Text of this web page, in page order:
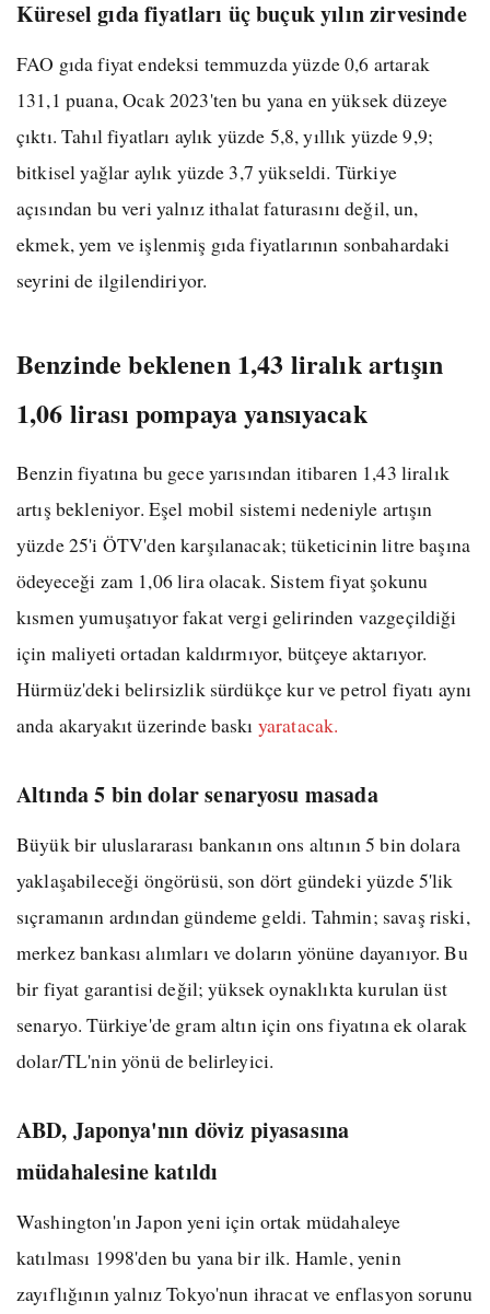
Küresel gıda fiyatları üç buçuk yılın zirvesinde
FAO gıda fiyat endeksi temmuzda yüzde 0,6 artarak
131,1 puana, Ocak 2023'ten bu yana en yüksek düzeye
çıktı. Tahıl fiyatları aylık yüzde 5,8, yıllık yüzde 9,9;
bitkisel yağlar aylık yüzde 3,7 yükseldi. Türkiye
açısından bu veri yalnız ithalat faturasını değil, un,
ekmek, yem ve işlenmiş gıda fiyatlarının sonbahardaki
seyrini de ilgilendiriyor.
Benzinde beklenen 1,43 liralık artışın
1,06 lirası pompaya yansıyacak
Benzin fiyatına bu gece yarısından itibaren 1,43 liralık
artış bekleniyor. Eşel mobil sistemi nedeniyle artışın
yüzde 25'i ÖTV'den karşılanacak; tüketicinin litre başına
ödeyeceği zam 1,06 lira olacak. Sistem fiyat şokunu
kısmen yumuşatıyor fakat vergi gelirinden vazgeçildiği
için maliyeti ortadan kaldırmıyor, bütçeye aktarıyor.
Hürmüz'deki belirsizlik sürdükçe kur ve petrol fiyatı aynı
anda akaryakıt üzerinde baskı yaratacak.
Altında 5 bin dolar senaryosu masada
Büyük bir uluslararası bankanın ons altının 5 bin dolara
yaklaşabileceği öngörüsü, son dört gündeki yüzde 5'lik
sıçramanın ardından gündeme geldi. Tahmin; savaş riski,
merkez bankası alımları ve doların yönüne dayanıyor. Bu
bir fiyat garantisi değil; yüksek oynaklıkta kurulan üst
senaryo. Türkiye'de gram altın için ons fiyatına ek olarak
dolar/TL'nin yönü de belirleyici.
ABD, Japonya'nın döviz piyasasına
müdahalesine katıldı
Washington'ın Japon yeni için ortak müdahaleye
katılması 1998'den bu yana bir ilk. Hamle, yenin
zayıflığının yalnız Tokyo'nun ihracat ve enflasyon sorunu